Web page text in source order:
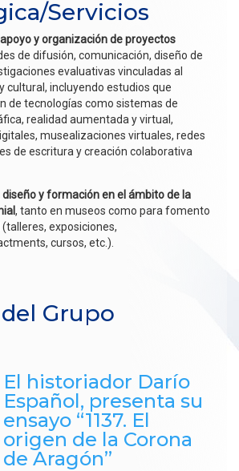
Servicios
y organización de proyectos
de difusión, comunicación, diseño de
evaluativas vinculadas al
cultural, incluyendo estudios que
de tecnologías como sistemas de
realidad aumentada y virtual,
musealizaciones virtuales, redes
de escritura y creación colaborativa
diseño y formación en el ámbito de la
, tanto en museos como para fomento
exposiciones,
cursos, etc.).
Grupo
El historiador Darío
Español, presenta su
ensayo “1137. El
origen de la Corona
de Aragón”